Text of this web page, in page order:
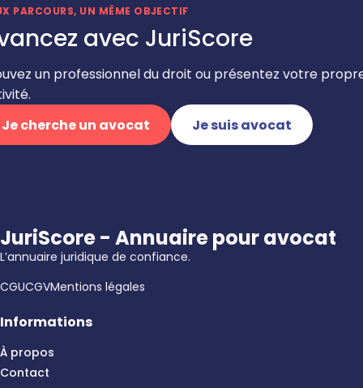
PARCOURS, UN MÊME OBJECTIF
avec JuriScore
un professionnel du droit ou présentez votre
Je cherche un avocat
Je suis avocat
JuriScore - Annuaire pour avocat
L’annuaire juridique de confiance.
CGUCGVMentions légales
Informations
À propos
Contact